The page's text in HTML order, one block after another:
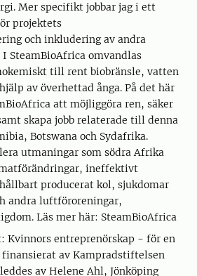
Mer specifikt jobbar jag i ett
projektets
och inkludering av andra
SteamBioAfrica omvandlas
till rent biobränsle, vatten
av överhettad ånga. På det här
att möjliggöra ren, säker
skapa jobb relaterade till denna
Botswana och Sydafrika.
utmaningar som södra Afrika
ineffektivt
producerat kol, sjukdomar
andra luftföroreningar,
Läs mer här: SteamBioAfrica
Kvinnors entreprenörskap - för en
finansierat av Kampradstiftelsen
av Helene Ahl, Jönköping